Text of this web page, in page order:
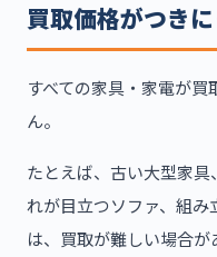
買取価格がつき
すべての家具・家電が
ん。
たとえば、古い大型家
れが目立つソファ、組
は、買取が難しい場合が